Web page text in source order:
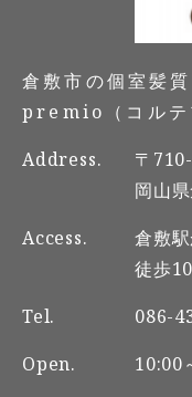
倉敷市の個室髪
premio（コルテ
Address.
〒
岡山
Access.
倉敷
徒歩
Tel.
086-
Open.
10:00